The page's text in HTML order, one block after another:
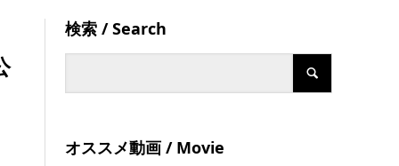
検索 / Search
オススメ動画 / Movie